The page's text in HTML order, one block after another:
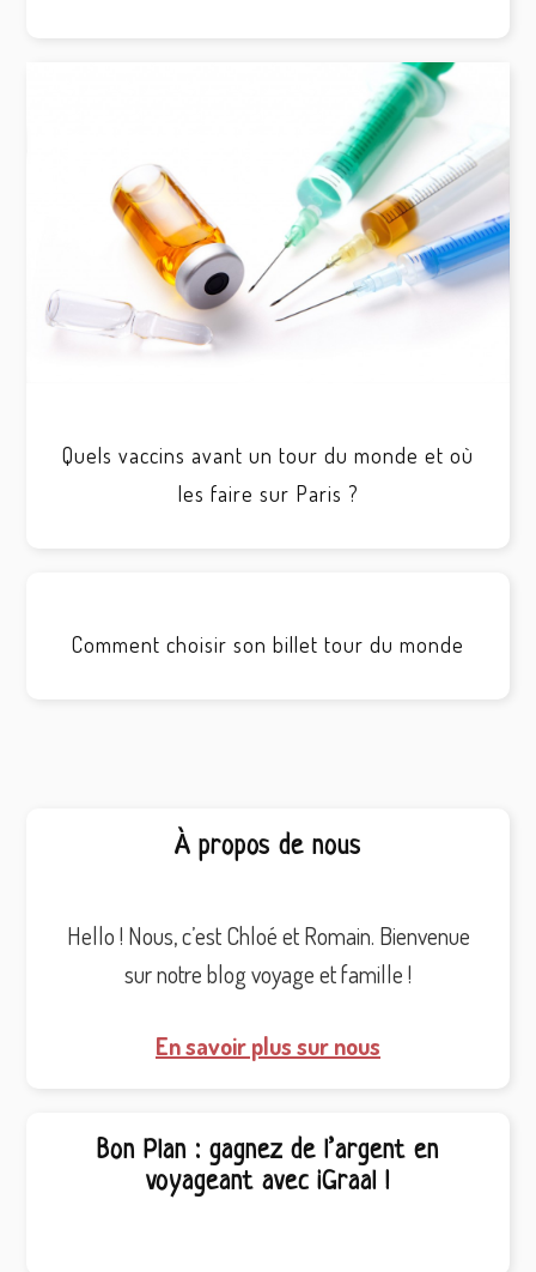
Quels vaccins avant un tour du monde et où
les faire sur Paris ?
Comment choisir son billet tour du monde
À propos de nous
Hello ! Nous, c’est Chloé et Romain. Bienvenue
sur notre blog voyage et famille !
En savoir plus sur nous
Bon Plan : gagnez de l’argent en
voyageant avec iGraal !